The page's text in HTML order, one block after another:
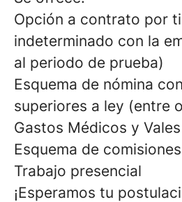
Opción a contrato por
indeterminado con la
al periodo de prueba)
Esquema de nómina
superiores a ley (entre
Gastos Médicos y
Esquema de comisiones
Trabajo presencial
¡Esperamos tu